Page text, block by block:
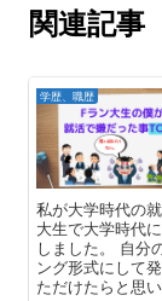
関連記事
学歴、職歴
私が大学時代の
大生で大学時代
しました。 自分
ング形式にして
ただけたらと思い